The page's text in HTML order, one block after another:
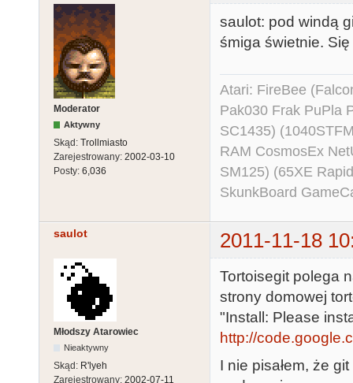
Moderator
Aktywny
Skąd: Trollmiasto
Zarejestrowany: 2002-03-10
Posty: 6,036
saulot: pod windą
śmiga świetnie.
Atari: FireBee
Pak030 Frak PuPla
SC1435)
RAM CosmosEx
SM125) (65XE
SkunkBoard
saulot 2011-11-18
Młodszy Atarowiec
Nieaktywny
Skąd: R'lyeh
Zarejestrowany: 2002-07-11
Tortoisegit polega
strony domowej
"Install: Please
http://
I nie pisałem, że